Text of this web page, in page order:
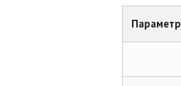
Параметр